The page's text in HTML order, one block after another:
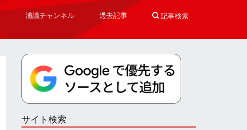
浦議チャンネル 過去記事  記事検索
サイト検索